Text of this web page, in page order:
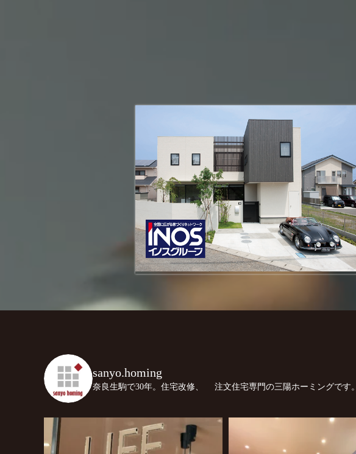
sanyo.homing
奈良生駒で30年。住宅改修、 注文住宅専門の三陽ホーミングです。